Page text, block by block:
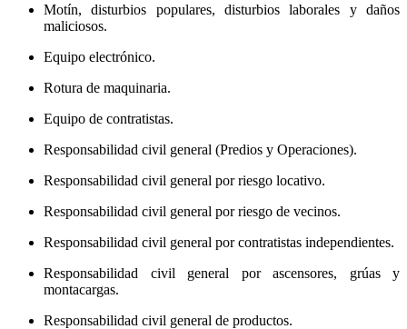
Motín, disturbios populares, disturbios laborales y daños
maliciosos.
Equipo electrónico.
Rotura de maquinaria.
Equipo de contratistas.
Responsabilidad civil general (Predios y Operaciones).
Responsabilidad civil general por riesgo locativo.
Responsabilidad civil general por riesgo de vecinos.
Responsabilidad civil general por contratistas independientes.
Responsabilidad civil general por ascensores, grúas y
montacargas.
Responsabilidad civil general de productos.